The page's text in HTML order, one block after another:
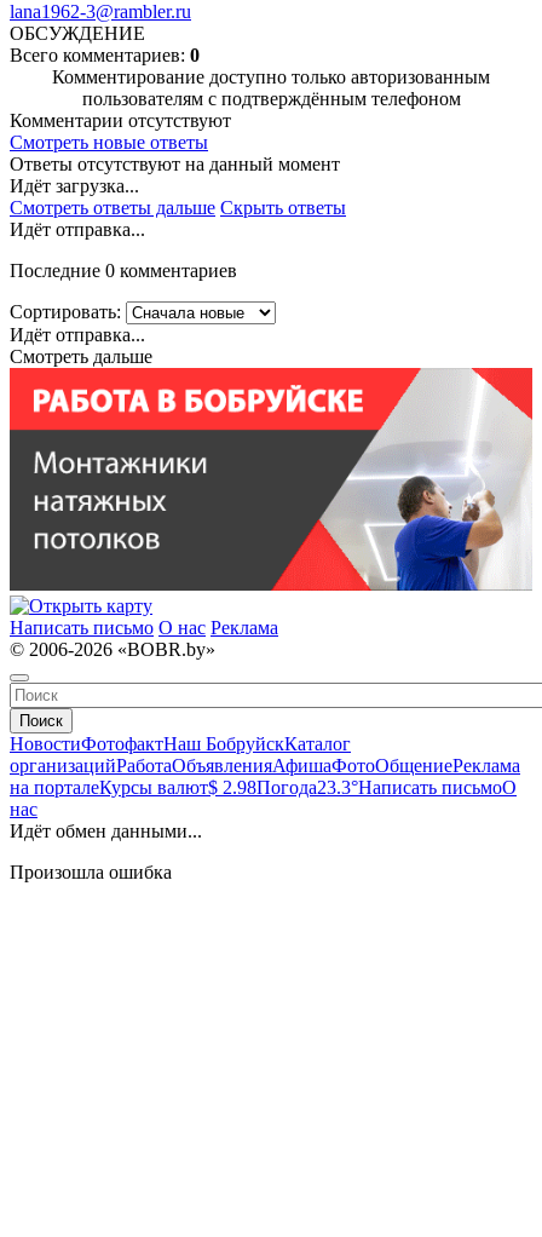
lana1962-3@rambler.ru
ОБСУЖДЕНИЕ
Всего комментариев: 0
Комментирование доступно только авторизованным
пользователям с подтверждённым телефоном
Комментарии отсутствуют
Смотреть новые ответы
Ответы отсутствуют на данный момент
Идёт загрузка...
Смотреть ответы дальше Скрыть ответы
Идёт отправка...
Последние 0 комментариев
Сортировать:
Идёт отправка...
Смотреть дальше
Написать письмо О нас Реклама
© 2006-2026 «BOBR.by»
Поиск
НовостиФотофактНаш БобруйскКаталог
организацийРаботаОбъявленияАфишаФотоОбщениеРеклама
на порталеКурсы валют$ 2.98Погода23.3°Написать письмоО
нас
Идёт обмен данными...
Произошла ошибка